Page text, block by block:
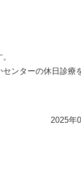
ンターの休日診療
2025年